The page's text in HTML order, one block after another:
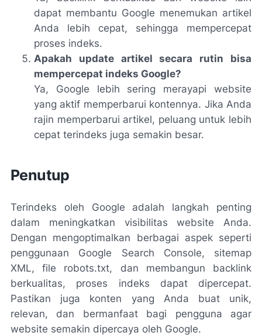
dapat membantu Google menemukan artikel
Anda lebih cepat, sehingga mempercepat
proses indeks.
Apakah update artikel secara rutin bisa
mempercepat indeks Google?
Ya, Google lebih sering merayapi website
yang aktif memperbarui kontennya. Jika Anda
rajin memperbarui artikel, peluang untuk lebih
cepat terindeks juga semakin besar.
Penutup
Terindeks oleh Google adalah langkah penting
dalam meningkatkan visibilitas website Anda.
Dengan mengoptimalkan berbagai aspek seperti
penggunaan Google Search Console, sitemap
XML, file robots.txt, dan membangun backlink
berkualitas, proses indeks dapat dipercepat.
Pastikan juga konten yang Anda buat unik,
relevan, dan bermanfaat bagi pengguna agar
website semakin dipercaya oleh Google.